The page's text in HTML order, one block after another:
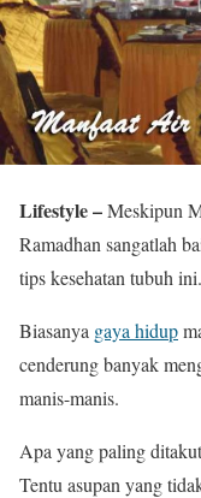
Lifestyle –Meskipun
Ramadhan sangatlah
tips kesehatan tubuh ini.
Biasanya gaya hidup
cenderung banyak
manis-manis.
Apa yang paling
Tentu asupan yang